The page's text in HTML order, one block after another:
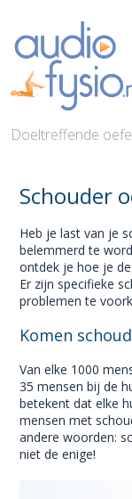
Doeltreffende
Schouder
Heb je last van je
belemmerd te
ontdek je hoe je
Er zijn specifieke
problemen te
Komen
Van elke 1000
35 mensen bij de
betekent dat elke
mensen met
andere woorden:
niet de enige!